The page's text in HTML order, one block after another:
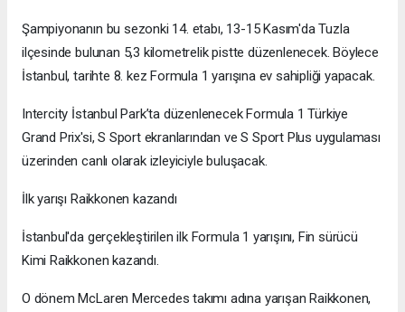
Şampiyonanın bu sezonki 14. etabı, 13-15 Kasım'da Tuzla
ilçesinde bulunan 5,3 kilometrelik pistte düzenlenecek. Böylece
İstanbul, tarihte 8. kez Formula 1 yarışına ev sahipliği yapacak.
Intercity İstanbul Park’ta düzenlenecek Formula 1 Türkiye
Grand Prix'si, S Sport ekranlarından ve S Sport Plus uygulaması
üzerinden canlı olarak izleyiciyle buluşacak.
İlk yarışı Raikkonen kazandı
İstanbul'da gerçekleştirilen ilk Formula 1 yarışını, Fin sürücü
Kimi Raikkonen kazandı.
O dönem McLaren Mercedes takımı adına yarışan Raikkonen,